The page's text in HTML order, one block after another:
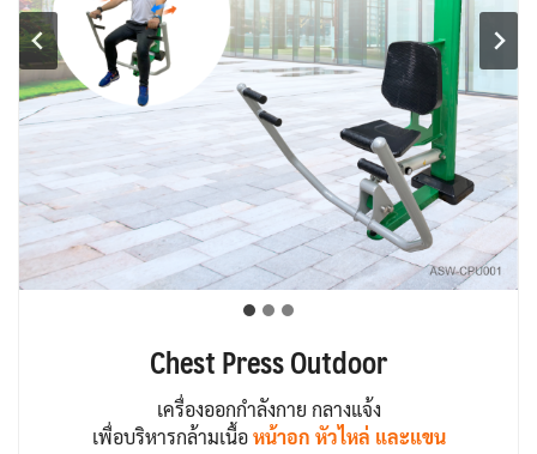
Chest Press Outdoor
เครื่องออกกำลังกาย กลางแจ้ง
เพื่อบริหารกล้ามเนื้อหน้าอก หัวไหล่ และแขน